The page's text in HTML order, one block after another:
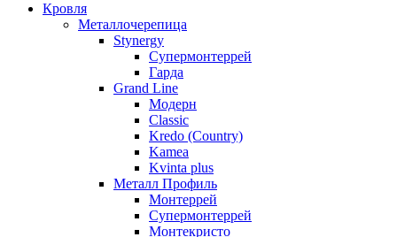
Кровля
Металлочерепица
Stynergy
Супермонтеррей
Гарда
Grand Line
Модерн
Classic
Kredo (Country)
Kamea
Kvinta plus
Металл Профиль
Монтеррей
Супермонтеррей
Монтекристо